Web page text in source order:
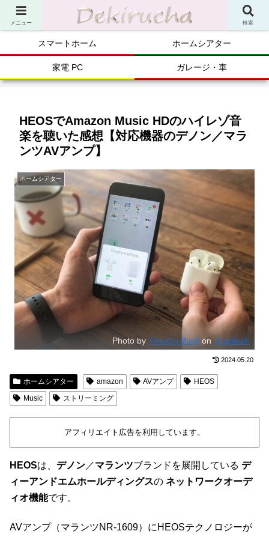
スマートホーム ホームシアター
家電 PC ガレージ・車
HEOSでAmazon Music HDのハイレゾ音
楽を聴いた感想【対応機器のデノン／マラ
ンツAVアンプ】
ホームシアター
Photo byTimothy Buck on Unsplash
2024.05.20
ホームシアター amazon AVアンプ
HEOS
Music
ストリーミング
アフィリエイト広告を利用しています。
HEOSは、 デノン／マランツブランドを展開している デ
ィーアンドエムホールディングスの ネットワークオーデ
ィオ機能です。
AVアンプ（マランツNR-1609）にHEOSテクノロジーが
メニュー 検索